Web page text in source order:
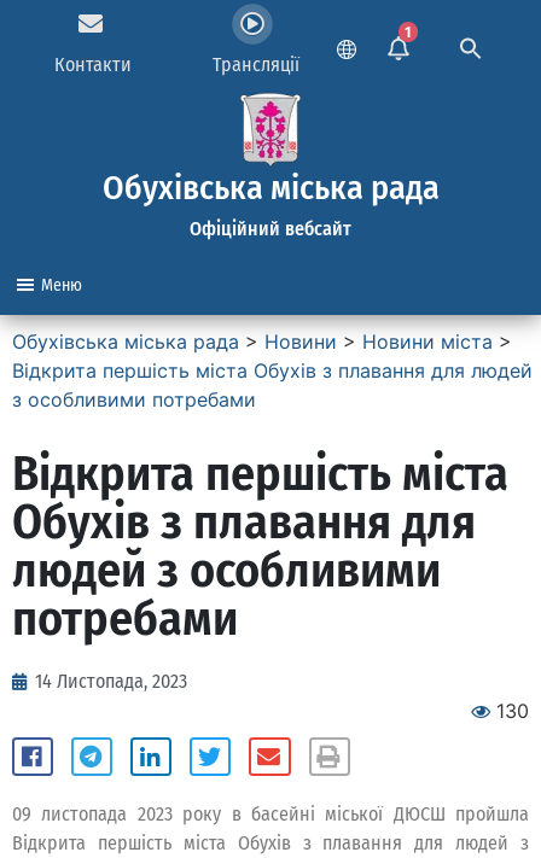
Контакти Трансляції
1
Обухівська міська рада
Офіційний вебсайт
Меню
Обухівська міська рада > Новини > Новини міста >
Відкрита першість міста Обухів з плавання для людей
з особливими потребами
Відкрита першість міста
Обухів з плавання для
людей з особливими
потребами
14 Листопада, 2023
130
09 листопада 2023 року в басейні міської ДЮСШ пройшла
Відкрита першість міста Обухів з плавання для людей з